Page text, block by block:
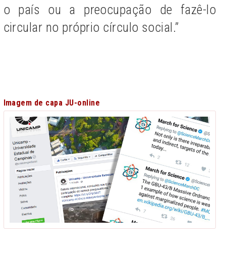
o país ou a preocupação de fazê-lo
circular no próprio círculo social.”
Imagem de capa JU-online